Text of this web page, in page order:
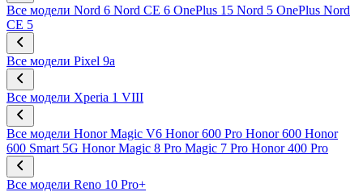
Все модели Nord 6 Nord CE 6 OnePlus 15 Nord 5 OnePlus Nord
CE 5
Все модели Pixel 9a
Все модели Xperia 1 VIII
Все модели Honor Magic V6 Honor 600 Pro Honor 600 Honor
600 Smart 5G Honor Magic 8 Pro Magic 7 Pro Honor 400 Pro
Все модели Reno 10 Pro+